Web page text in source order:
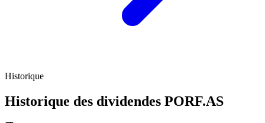
Historique
Historique des dividendes PORF.AS